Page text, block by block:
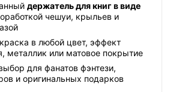
держатель для книг в виде
чешуи, крыльев и
в любой цвет, эффект
металлик или матовое покрытие
для фанатов фэнтези,
и оригинальных подарков